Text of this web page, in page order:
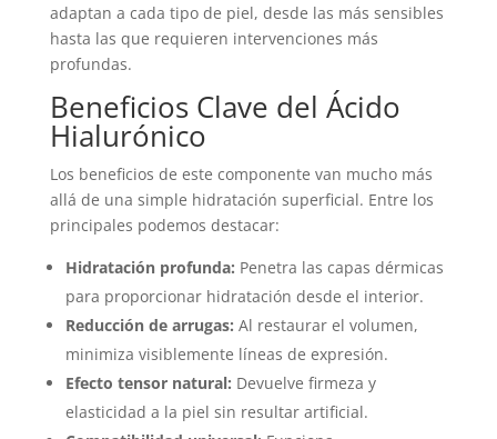
adaptan a cada tipo de piel, desde las más sensibles
hasta las que requieren intervenciones más
profundas.
Beneficios Clave del Ácido
Hialurónico
Los beneficios de este componente van mucho más
allá de una simple hidratación superficial. Entre los
principales podemos destacar:
Hidratación profunda: Penetra las capas dérmicas
para proporcionar hidratación desde el interior.
Reducción de arrugas: Al restaurar el volumen,
minimiza visiblemente líneas de expresión.
Efecto tensor natural: Devuelve firmeza y
elasticidad a la piel sin resultar artificial.